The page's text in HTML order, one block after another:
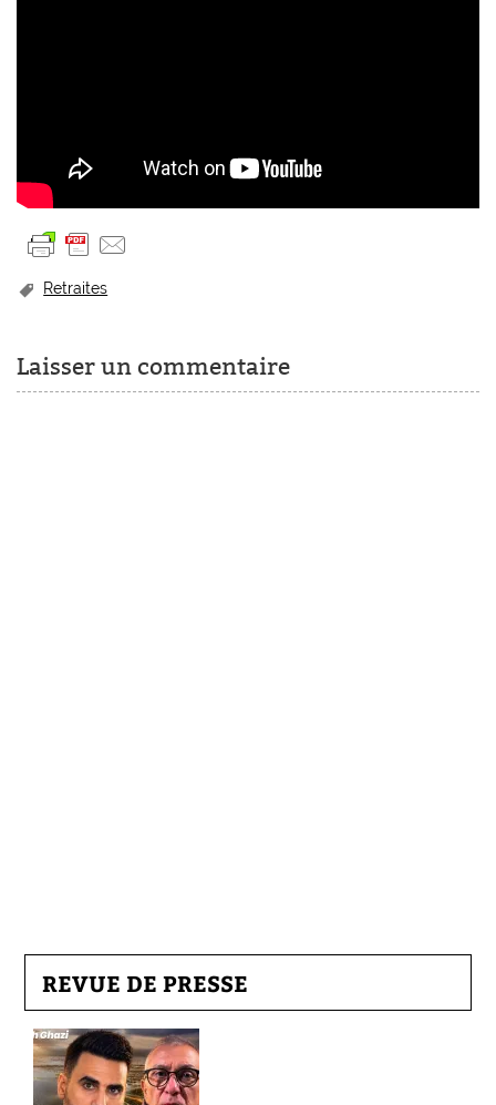
Retraites
Laisser un commentaire
REVUE DE PRESSE